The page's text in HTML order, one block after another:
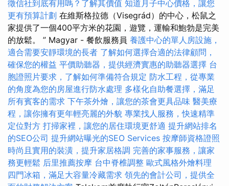
徵信社到底有用嗎？了解其價值 知道月子中心價格，讓您
更有預算計劃 在維斯格拉德（Visegrád）的中心，松鼠之
家提供了一個400平方米的花園，遊覽，運輸和鮑勃是完美
的放鬆。 ” Magyar - 餐飲服務員 養護中心的單人房設施，
適合需要安靜環境的長者 了解如何選擇合適的法律顧問，
確保您的權益 平價助聽器，提供經濟實惠的助聽器選擇 台
胞證照片要求，了解如何準備符合規定 防水工程，從專業
的角度為您的房屋進行防水處理 多樣化自助餐選擇，滿足
所有賓客的需求 下午茶外燴，讓您的茶會更具品味 醫美療
程，讓你擁有更年輕亮麗的外貌 專業找人服務，快速精準
定位對方 打掃家裡，讓您的居住環境更舒適 提升網站排名
的SEO公司 提升網站曝光的SEO Services 按摩師資格證照
時尚且實用的裝潢，提升家居格調 完善的家事服務，讓家
務更輕鬆 后里推薦按摩 台中脊椎調整 歐式風格外燴料理
四門冰箱，滿足大容量冷藏需求 領先的會計公司，提供全